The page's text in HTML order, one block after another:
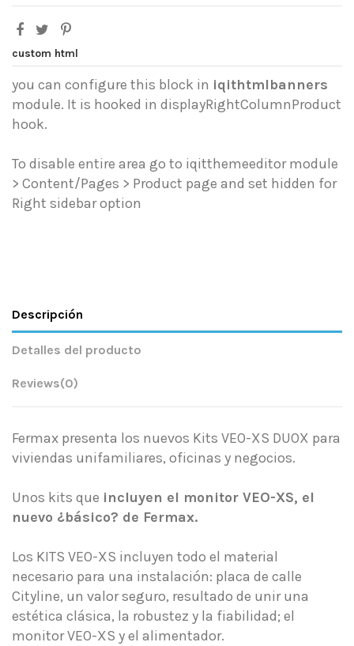
custom html
you can configure this block in iqithtmlbanners
module. It is hooked in displayRightColumnProduct
hook.
To disable entire area go to iqitthemeeditor module
> Content/Pages > Product page and set hidden for
Right sidebar option
Descripción
Detalles del producto
Reviews(0)
Fermax presenta los nuevos Kits VEO-XS DUOX para
viviendas unifamiliares, oficinas y negocios.
Unos kits que incluyen el monitor VEO-XS, el
nuevo ¿básico? de Fermax.
Los KITS VEO-XS incluyen todo el material
necesario para una instalación: placa de calle
Cityline, un valor seguro, resultado de unir una
estética clásica, la robustez y la fiabilidad; el
monitor VEO-XS y el alimentador.